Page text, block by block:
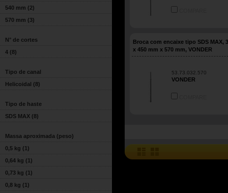
540 mm (2)
570 mm (3)
N° de cortes
4 (8)
Tipo de canal
Helicoidal (8)
Tipo de haste
SDS MAX (8)
Massa aproximada (peso)
0,5 kg (1)
0,64 kg (1)
0,73 kg (1)
0,8 kg (1)
Broca com encaixe tipo SDS MAX,
x 450 mm x 570 mm, VONDER
53.73.032.570
VONDER